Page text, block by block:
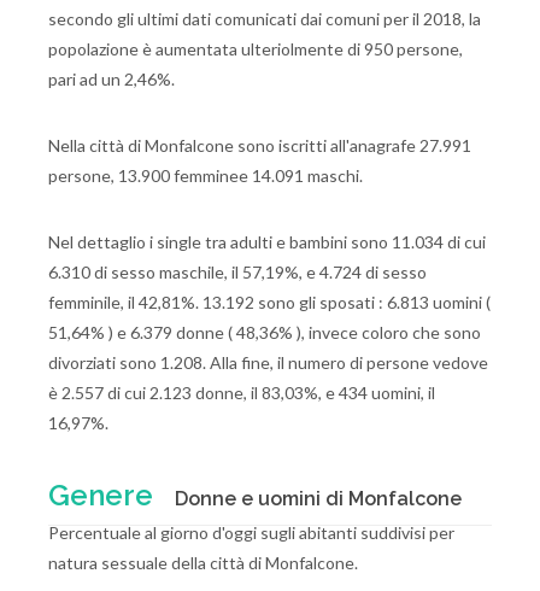
secondo gli ultimi dati comunicati dai comuni per il 2018, la
popolazione è aumentata ulteriolmente di 950 persone,
pari ad un 2,46%.
Nella città di Monfalcone sono iscritti all'anagrafe 27.991
persone, 13.900 femminee 14.091 maschi.
Nel dettaglio i single tra adulti e bambini sono 11.034 di cui
6.310 di sesso maschile, il 57,19%, e 4.724 di sesso
femminile, il 42,81%. 13.192 sono gli sposati : 6.813 uomini (
51,64% ) e 6.379 donne ( 48,36% ), invece coloro che sono
divorziati sono 1.208. Alla fine, il numero di persone vedove
è 2.557 di cui 2.123 donne, il 83,03%, e 434 uomini, il
16,97%.
Genere Donne e uomini di Monfalcone
Percentuale al giorno d'oggi sugli abitanti suddivisi per
natura sessuale della città di Monfalcone.